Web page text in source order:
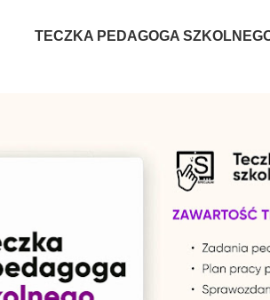
TECZKA PEDAGOGA